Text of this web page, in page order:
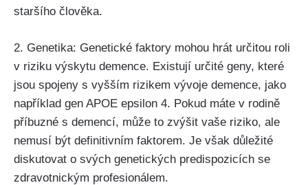
staršího člověka.
2. Genetika: Genetické faktory mohou hrát určitou roli
v riziku výskytu demence. Existují určité geny, které
jsou spojeny s vyšším rizikem vývoje demence, jako
například gen APOE epsilon 4. Pokud máte v rodině
příbuzné s demencí, může to zvýšit vaše riziko, ale
nemusí být definitivním faktorem. Je však důležité
diskutovat o svých genetických predispozicích se
zdravotnickým profesionálem.